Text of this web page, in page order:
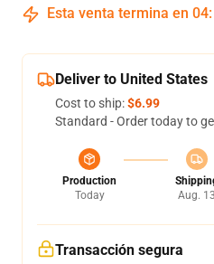
Esta venta termina en 04:
Deliver to United States
Cost to ship:$6.99
Standard - Order today to
Production
Today
Aug. 13
Transacción segura